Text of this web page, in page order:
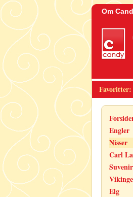
Om
Favoritter:
Engler
Nisser
Carl
Elg